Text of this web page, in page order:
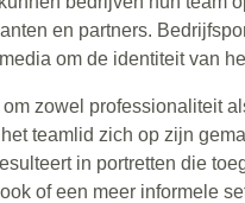
en partners.
om de identiteit van
zowel professionaliteit
teamlid zich op zijn
in portretten die
of een meer informele